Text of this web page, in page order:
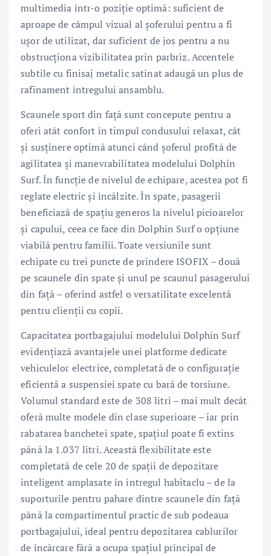
multimedia într-o poziție optimă: suficient de
aproape de câmpul vizual al șoferului pentru a fi
ușor de utilizat, dar suficient de jos pentru a nu
obstrucționa vizibilitatea prin parbriz. Accentele
subtile cu finisaj metalic satinat adaugă un plus de
rafinament întregului ansamblu.
Scaunele sport din față sunt concepute pentru a
oferi atât confort în timpul condusului relaxat, cât
și susținere optimă atunci când șoferul profită de
agilitatea și manevrabilitatea modelului Dolphin
Surf. În funcție de nivelul de echipare, acestea pot fi
reglate electric și încălzite. În spate, pasagerii
beneficiază de spațiu generos la nivelul picioarelor
și capului, ceea ce face din Dolphin Surf o opțiune
viabilă pentru familii. Toate versiunile sunt
echipate cu trei puncte de prindere ISOFIX – două
pe scaunele din spate și unul pe scaunul pasagerului
din față – oferind astfel o versatilitate excelentă
pentru clienții cu copii.
Capacitatea portbagajului modelului Dolphin Surf
evidențiază avantajele unei platforme dedicate
vehiculelor electrice, completată de o configurație
eficientă a suspensiei spate cu bară de torsiune.
Volumul standard este de 308 litri – mai mult decât
oferă multe modele din clase superioare – iar prin
rabatarea banchetei spate, spațiul poate fi extins
până la 1.037 litri. Această flexibilitate este
completată de cele 20 de spații de depozitare
inteligent amplasate în întregul habitaclu – de la
suporturile pentru pahare dintre scaunele din față
până la compartimentul practic de sub podeaua
portbagajului, ideal pentru depozitarea cablurilor
de încărcare fără a ocupa spațiul principal de